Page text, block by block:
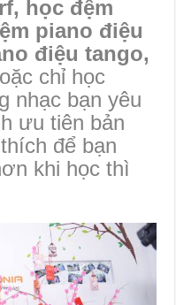
học đệm
piano điệu
điệu tango,
chỉ học
nhạc bạn yêu
ưu tiên bản
để bạn
khi học thì